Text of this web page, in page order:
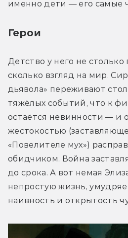
именно дети — его самые
Герои
Детство у него не
сколько взгляд на мир.
дьявола» переживают
тяжёлых событий, что к
остаётся невинности — и
жестокостью
«Повелителе мух»)
обидчиком. Война
до срока. А вот немая
непростую жизнь,
наивность и открытость